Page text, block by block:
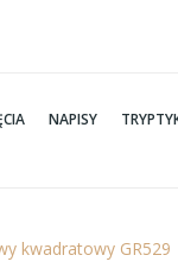
NAPISY
kwadratowy GR529